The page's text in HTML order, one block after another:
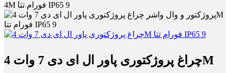
4M فورام تتا IP65 9
چراغ پروژکتوری پاور ال ای دی 7 وات 4M